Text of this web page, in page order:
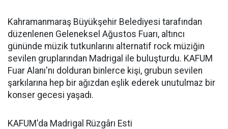
Kahramanmaraş Büyükşehir Belediyesi tarafından
düzenlenen Geleneksel Ağustos Fuarı, altıncı
gününde müzik tutkunlarını alternatif rock müziğin
sevilen gruplarından Madrigal ile buluşturdu. KAFUM
Fuar Alanı'nı dolduran binlerce kişi, grubun sevilen
şarkılarına hep bir ağızdan eşlik ederek unutulmaz bir
konser gecesi yaşadı.
KAFUM'da Madrigal Rüzgârı Esti